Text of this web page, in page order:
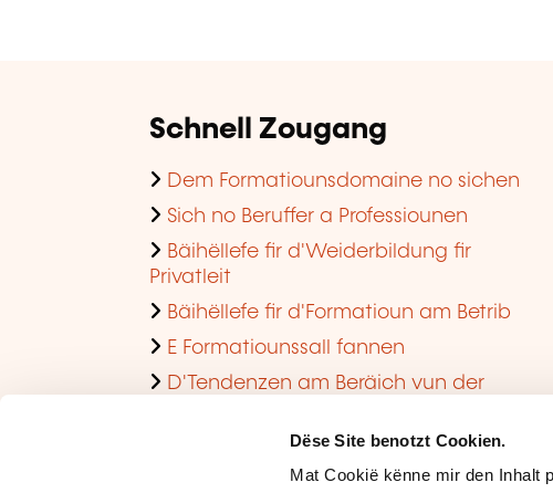
Dëse Site benotzt Cookien.
Mat Cookië kënne mir den Inhalt
Schnell Zougang
Dem Formatiounsdomaine no sichen
Sich no Beruffer a Professiounen
Bäihëllefe fir d'Weiderbildung fir
Privatleit
Bäihëllefe fir d'Formatioun am Betrib
E Formatiounssall fannen
D'Tendenzen am Beräich vun der